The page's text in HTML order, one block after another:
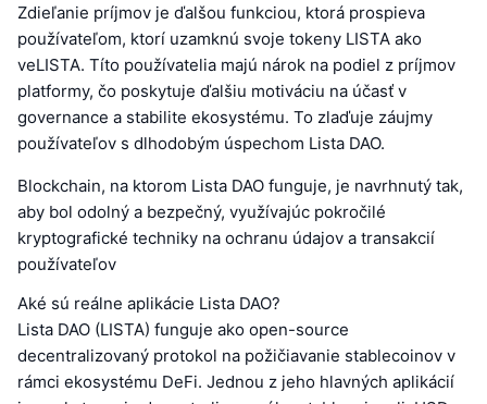
Zdieľanie príjmov je ďalšou funkciou, ktorá prospieva
používateľom, ktorí uzamknú svoje tokeny LISTA ako
veLISTA. Títo používatelia majú nárok na podiel z príjmov
platformy, čo poskytuje ďalšiu motiváciu na účasť v
governance a stabilite ekosystému. To zlaďuje záujmy
používateľov s dlhodobým úspechom Lista DAO.
Blockchain, na ktorom Lista DAO funguje, je navrhnutý tak,
aby bol odolný a bezpečný, využívajúc pokročilé
kryptografické techniky na ochranu údajov a transakcií
používateľov
Aké sú reálne aplikácie Lista DAO?
Lista DAO (LISTA) funguje ako open-source
decentralizovaný protokol na požičiavanie stablecoinov v
rámci ekosystému DeFi. Jednou z jeho hlavných aplikácií